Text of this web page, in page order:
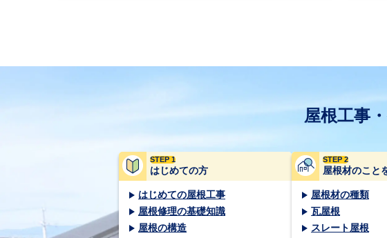
屋根工事
STEP 1
はじめての方
はじめての屋根工事
屋根修理の基礎知識
屋根の構造
STEP 2
屋根材のこと
屋根材の種類
瓦屋根
スレート屋根